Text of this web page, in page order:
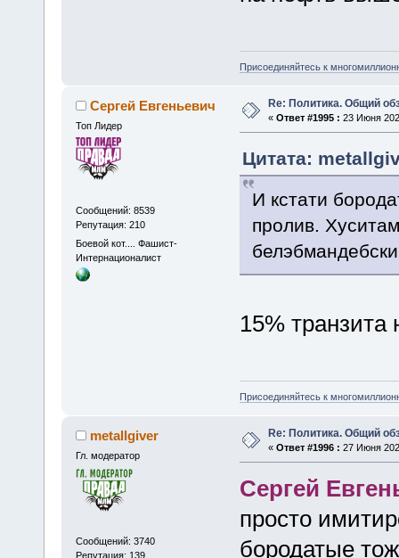
Присоединяйтесь к
Сергей Евгеньевич
Топ Лидер
Сообщений: 8539
Репутация: 210
Боевой кот.... Фашист-
Интернационалист
Re: Политика. Общий
« Ответ #1995 : 23 Июня
Цитата:
И кстати
пролив.
15%
Присоединяйтесь к
metallgiver
Гл. модератор
Сообщений: 3740
Репутация: 139
Re: Политика. Общий
« Ответ #1996 : 27 Июня
Сергей
просто
бородатые